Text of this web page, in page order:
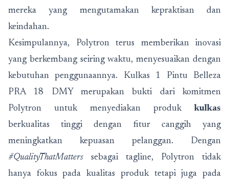
mereka yang mengutamakan kepraktisan dan
keindahan.
Kesimpulannya, Polytron terus memberikan inovasi
yang berkembang seiring waktu, menyesuaikan dengan
kebutuhan penggunaannya. Kulkas 1 Pintu Belleza
PRA 18 DMY merupakan bukti dari komitmen
Polytron untuk menyediakan produk kulkas
berkualitas tinggi dengan fitur canggih yang
meningkatkan kepuasan pelanggan. Dengan
#QualityThatMatters sebagai tagline, Polytron tidak
hanya fokus pada kualitas produk tetapi juga pada